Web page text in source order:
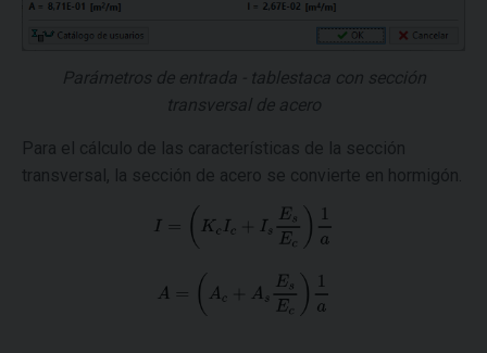
Parámetros de entrada - tablestaca con sección
transversal de acero
Para el cálculo de las características de la sección
transversal, la sección de acero se convierte en hormigón.